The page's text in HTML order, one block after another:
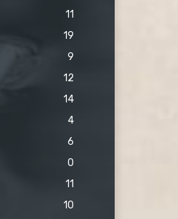
11
19
9
12
14
4
6
0
11
10